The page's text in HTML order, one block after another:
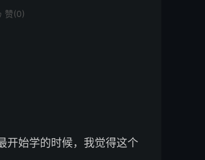
赞(0)
开始学的时候，我觉得这个